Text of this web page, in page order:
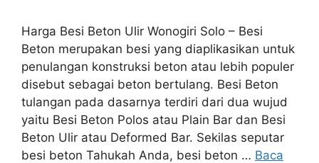
Harga Besi Beton Ulir Wonogiri Solo – Besi
Beton merupakan besi yang diaplikasikan untuk
penulangan konstruksi beton atau lebih populer
disebut sebagai beton bertulang. Besi Beton
tulangan pada dasarnya terdiri dari dua wujud
yaitu Besi Beton Polos atau Plain Bar dan Besi
Beton Ulir atau Deformed Bar. Sekilas seputar
besi beton Tahukah Anda, besi beton … Baca